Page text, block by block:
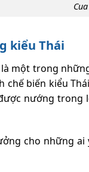
kiểu Thái
một trong
chế biến kiểu
nướng trong
cho những